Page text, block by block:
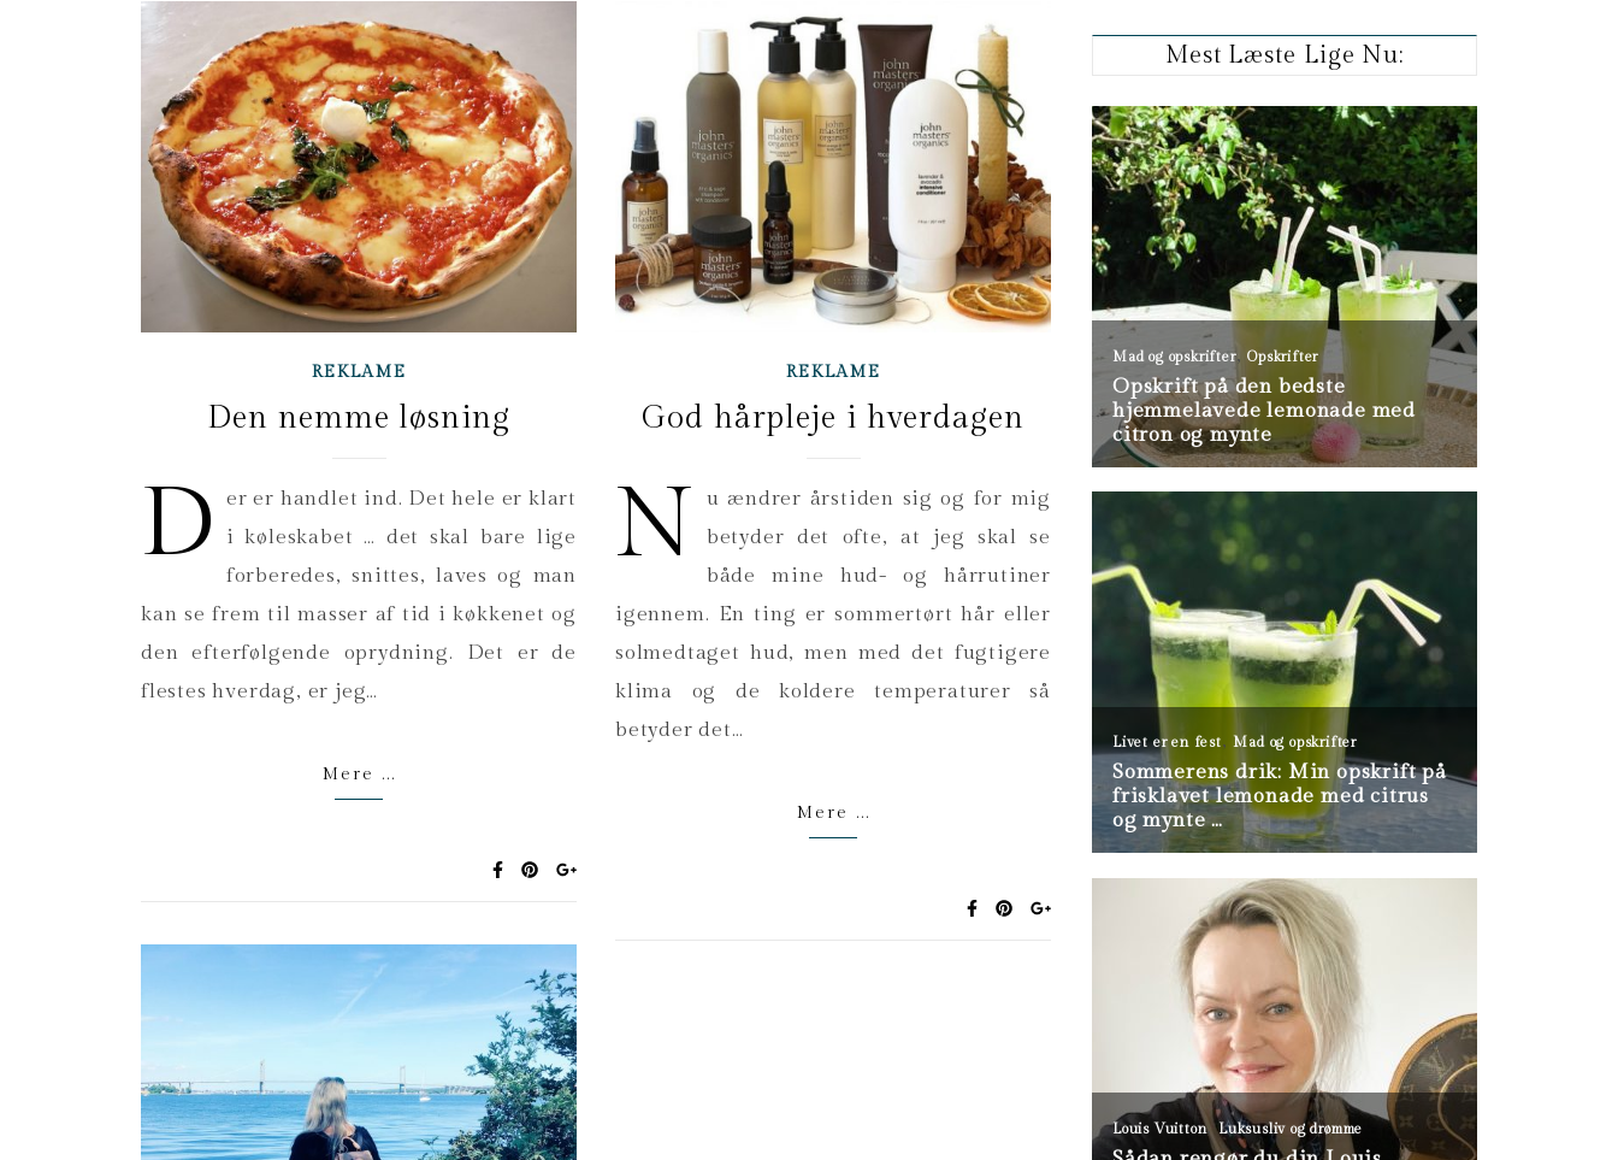
REKLAME
Den nemme løsning
D
er er handlet ind. Det hele er klart
i køleskabet … det skal bare lige
forberedes, snittes, laves og man
kan se frem til masser af tid i køkkenet og
den efterfølgende oprydning. Det er de
flestes hverdag, er jeg…
Mere ...
REKLAME
God hårpleje i hverdagen
N
u ændrer årstiden sig og for mig
betyder det ofte, at jeg skal se
både mine hud- og hårrutiner
igennem. En ting er sommertørt hår eller
solmedtaget hud, men med det fugtigere
klima og de koldere temperaturer så
betyder det…
Mere ...
Mest Læste Lige Nu: